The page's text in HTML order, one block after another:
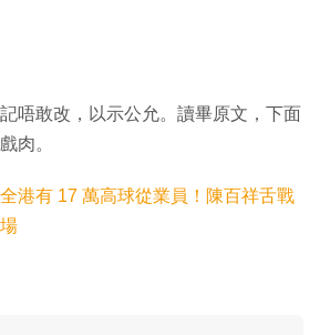
唔敢改，以示公允。讀畢原文，下面
肉。
港有 17 萬高球從業員！陳百祥舌戰